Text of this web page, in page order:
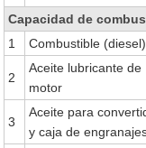
Capacidad de
1
Combustible (diesel)
2
Aceite lubricante de
motor
3
Aceite para
y caja de